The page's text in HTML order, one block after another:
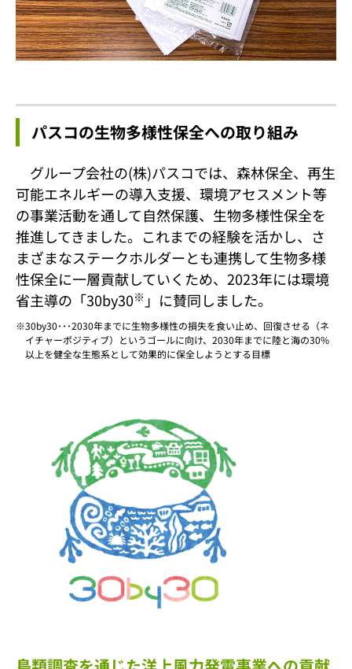
パスコの生物多様性保全への取り組み
グループ会社の(株)パスコでは、森林保全、再生
可能エネルギーの導入支援、環境アセスメント等
の事業活動を通して自然保護、生物多様性保全を
推進してきました。これまでの経験を活かし、さ
まざまなステークホルダーとも連携して生物多様
性保全に一層貢献していくため、2023年には環境
省主導の「30by30※ 」に賛同しました。
30by30･･･2030年までに生物多様性の損失を食い止め、回復させる（ネ
イチャーポジティブ）というゴールに向け、2030年までに陸と海の30%
以上を健全な生態系として効果的に保全しようとする目標